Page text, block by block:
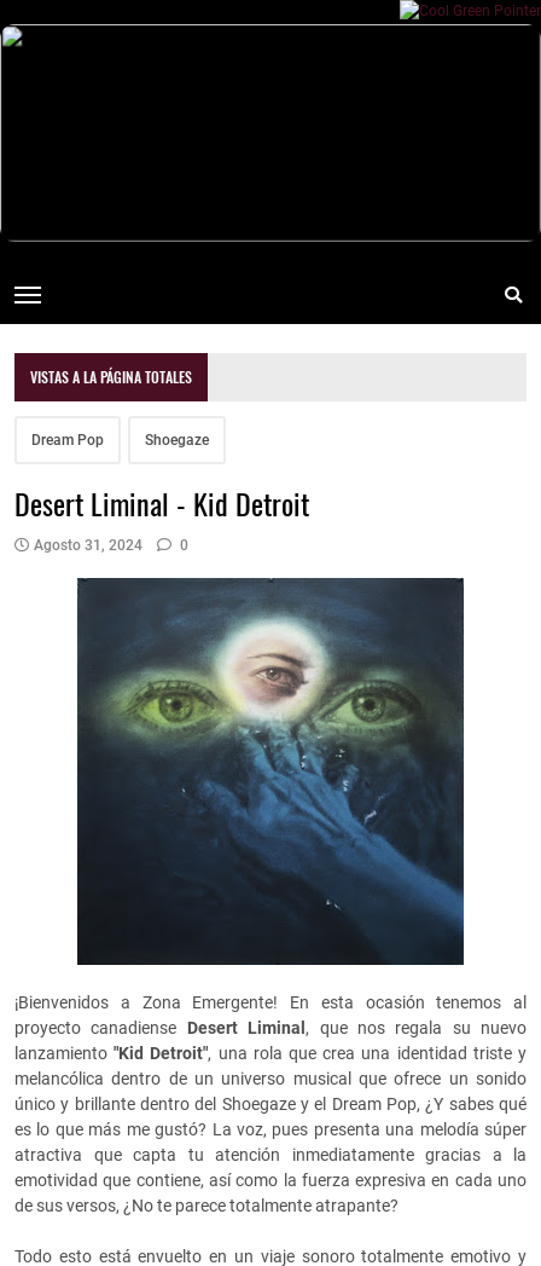
VISTAS A LA PÁGINA TOTALES
Dream Pop Shoegaze
Desert Liminal - Kid Detroit
Agosto 31, 2024 0
¡Bienvenidos a Zona Emergente! En esta ocasión tenemos al
proyecto canadiense Desert Liminal, que nos regala su nuevo
lanzamiento"Kid Detroit", una rola que crea una identidad triste y
melancólica dentro de un universo musical que ofrece un sonido
único y brillante dentro del Shoegaze y el Dream Pop, ¿Y sabes qué
es lo que más me gustó? La voz, pues presenta una melodía súper
atractiva que capta tu atención inmediatamente gracias a la
emotividad que contiene, así como la fuerza expresiva en cada uno
de sus versos, ¿No te parece totalmente atrapante?
Todo esto está envuelto en un viaje sonoro totalmente emotivo y